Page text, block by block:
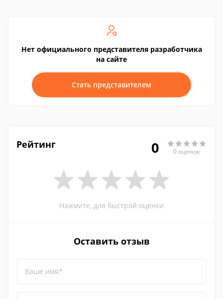
Нет официального представителя разработчика
на сайте
Стать представителем
Рейтинг 0 0 оценок
Нажмите, для быстрой оценки
Оставить отзыв
Ваше имя*